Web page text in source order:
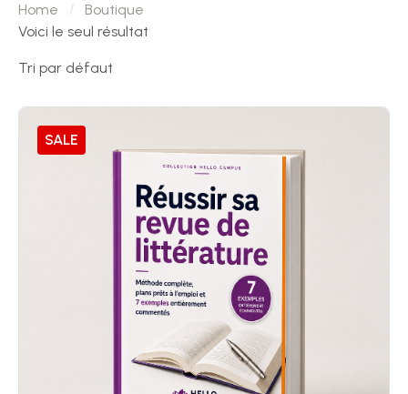
Home
Boutique
Voici le seul résultat
SALE